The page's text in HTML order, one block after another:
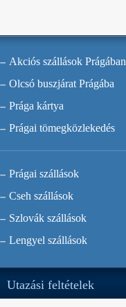
Akciós szállások Prágában
Olcsó buszjárat Prágába
Prága kártya
Prágai tömegközlekedés
Prágai szállások
Cseh szállások
Szlovák szállások
Lengyel szállások
Utazási feltételek